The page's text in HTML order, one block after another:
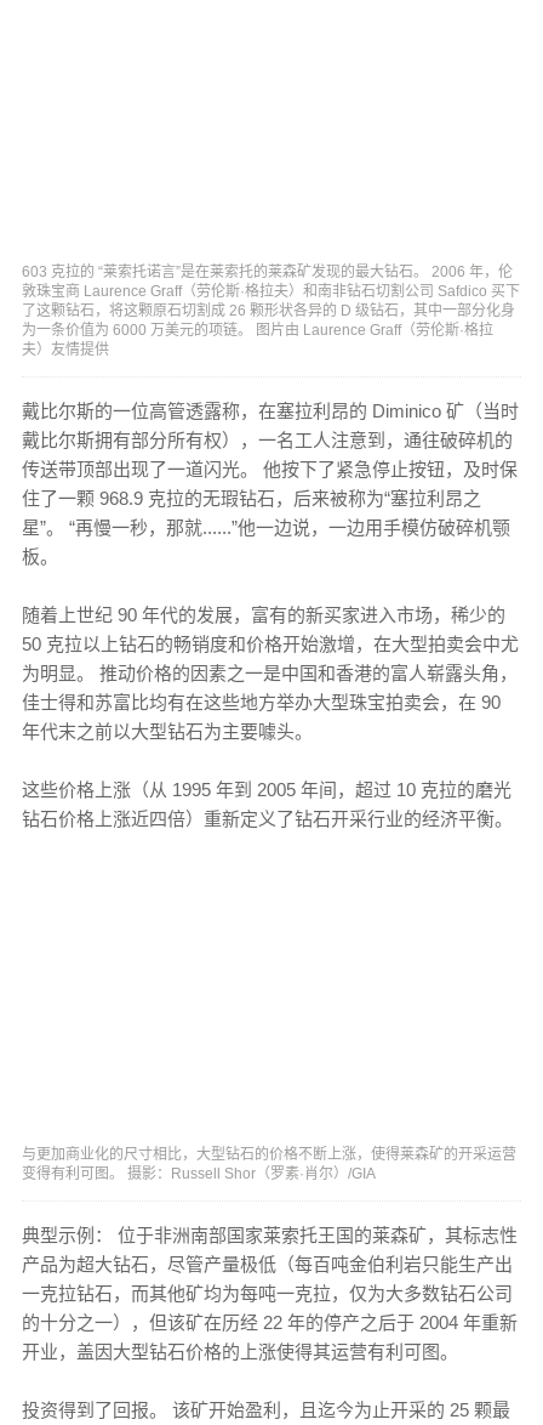
603 克拉的 “莱索托诺言”是在莱索托的莱森矿发现的最大钻石。 2006 年，伦
敦珠宝商 Laurence Graff（劳伦斯·格拉夫）和南非钻石切割公司 Safdico 买下
了这颗钻石，将这颗原石切割成 26 颗形状各异的 D 级钻石，其中一部分化身
为一条价值为 6000 万美元的项链。 图片由 Laurence Graff（劳伦斯·格拉
夫）友情提供
戴比尔斯的一位高管透露称，在塞拉利昂的 Diminico 矿（当时
戴比尔斯拥有部分所有权），一名工人注意到，通往破碎机的
传送带顶部出现了一道闪光。 他按下了紧急停止按钮，及时保
住了一颗 968.9 克拉的无瑕钻石，后来被称为“塞拉利昂之
星”。 “再慢一秒，那就......”他一边说，一边用手模仿破碎机颚
板。
随着上世纪 90 年代的发展，富有的新买家进入市场，稀少的
50 克拉以上钻石的畅销度和价格开始激增，在大型拍卖会中尤
为明显。 推动价格的因素之一是中国和香港的富人崭露头角，
佳士得和苏富比均有在这些地方举办大型珠宝拍卖会，在 90
年代末之前以大型钻石为主要噱头。
这些价格上涨（从 1995 年到 2005 年间，超过 10 克拉的磨光
钻石价格上涨近四倍）重新定义了钻石开采行业的经济平衡。
与更加商业化的尺寸相比，大型钻石的价格不断上涨，使得莱森矿的开采运营
变得有利可图。 摄影：Russell Shor（罗素·肖尔）/GIA
典型示例： 位于非洲南部国家莱索托王国的莱森矿，其标志性
产品为超大钻石，尽管产量极低（每百吨金伯利岩只能生产出
一克拉钻石，而其他矿均为每吨一克拉，仅为大多数钻石公司
的十分之一），但该矿在历经 22 年的停产之后于 2004 年重新
开业，盖因大型钻石价格的上涨使得其运营有利可图。
投资得到了回报。 该矿开始盈利，且迄今为止开采的 25 颗最